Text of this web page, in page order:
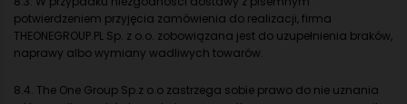
potwierdzeniem przyjęcia zamówienia do realizacji, firma
THEONEGROUP.PL Sp. z o.o. zobowiązana jest do uzupełnienia braków,
naprawy albo wymiany wadliwych towarów.
8.4. The One Group Sp.z o.o zastrzega sobie prawo do nie uznania